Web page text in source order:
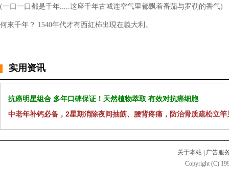
(一口一口都是千年.....这座千年古城连空气里都飘着番茄与罗勒的香气)
何來千年？ 1540年代才有西紅柿出現在義大利。
实用资讯
抗癌明星组合 多年口碑保证！天然植物萃取 有效对抗癌细胞
中老年补钙必备，2星期消除夜间抽筋、腰背疼痛，防治骨质疏松立竿
关于本站
广告服
Copyright (C)